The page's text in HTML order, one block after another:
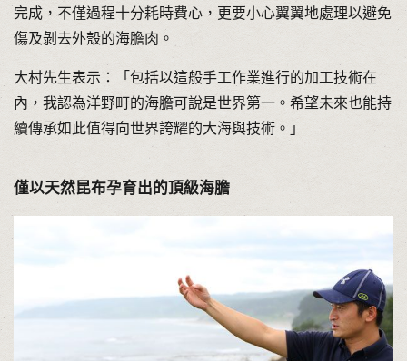
完成，不僅過程十分耗時費心，更要小心翼翼地處理以避免
傷及剝去外殼的海膽肉。
大村先生表示：「包括以這般手工作業進行的加工技術在
內，我認為洋野町的海膽可說是世界第一。希望未來也能持
續傳承如此值得向世界誇耀的大海與技術。」
僅以天然昆布孕育出的頂級海膽